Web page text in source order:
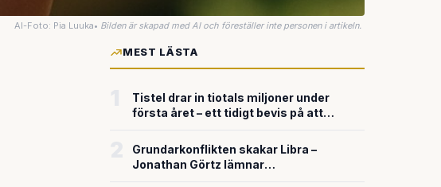
AI-Foto: Pia Luuka• Bilden är skapad med AI och föreställer inte personen i artikeln.
MEST LÄSTA
Tistel drar in tiotals miljoner under
första året – ett tidigt bevis på att
försvarsteknik
Grundarkonflikten skakar Libra –
Jonathan Görtz lämnar